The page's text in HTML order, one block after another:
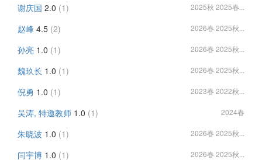
谢庆国 2.0 (1) 2025秋 2025春...
赵峰 4.5 (2) 2026春 2025秋...
孙亮 1.0 (1) 2026春 2025秋...
魏玖长 1.0 (1) 2026春 2025秋...
倪勇 1.0 (1) 2023春 2022秋...
吴涛, 特邀教师 1.0 (1) 2024春
朱晓波 1.0 (1) 2026春 2025秋...
闫宇博 1.0 (1) 2026春 2025秋...